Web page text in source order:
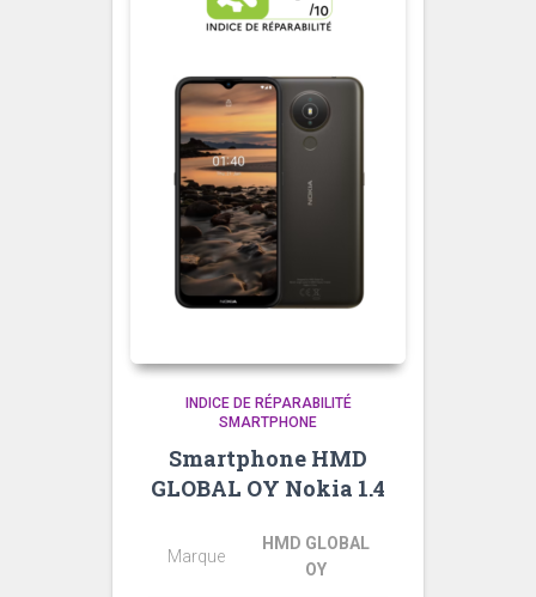
INDICE DE RÉPARABILITÉ
SMARTPHONE
Smartphone HMD
GLOBAL OY Nokia 1.4
Marque
HMD GLOBAL
OY